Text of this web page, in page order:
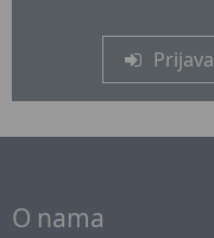
Prijava
O nama